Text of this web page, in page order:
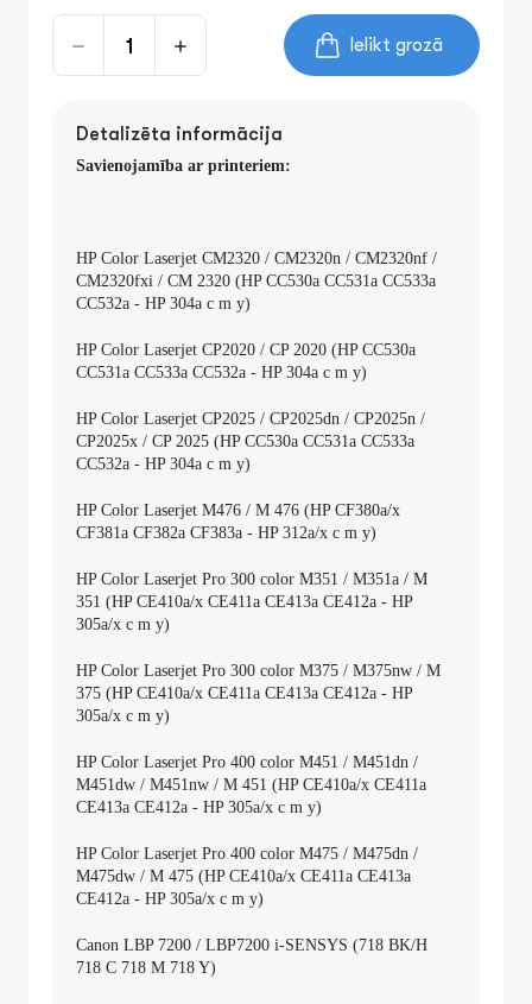
Ielikt grozā
Detalizēta informācija
Savienojamība ar printeriem:
HP Color Laserjet CM2320 / CM2320n / CM2320nf /
CM2320fxi / CM 2320 (HP CC530a CC531a CC533a
CC532a - HP 304a c m y)
HP Color Laserjet CP2020 / CP 2020 (HP CC530a
CC531a CC533a CC532a - HP 304a c m y)
HP Color Laserjet CP2025 / CP2025dn / CP2025n /
CP2025x / CP 2025 (HP CC530a CC531a CC533a
CC532a - HP 304a c m y)
HP Color Laserjet M476 / M 476 (HP CF380a/x
CF381a CF382a CF383a - HP 312a/x c m y)
HP Color Laserjet Pro 300 color M351 / M351a / M
351 (HP CE410a/x CE411a CE413a CE412a - HP
305a/x c m y)
HP Color Laserjet Pro 300 color M375 / M375nw / M
375 (HP CE410a/x CE411a CE413a CE412a - HP
305a/x c m y)
HP Color Laserjet Pro 400 color M451 / M451dn /
M451dw / M451nw / M 451 (HP CE410a/x CE411a
CE413a CE412a - HP 305a/x c m y)
HP Color Laserjet Pro 400 color M475 / M475dn /
M475dw / M 475 (HP CE410a/x CE411a CE413a
CE412a - HP 305a/x c m y)
Canon LBP 7200 / LBP7200 i-SENSYS (718 BK/H
718 C 718 M 718 Y)